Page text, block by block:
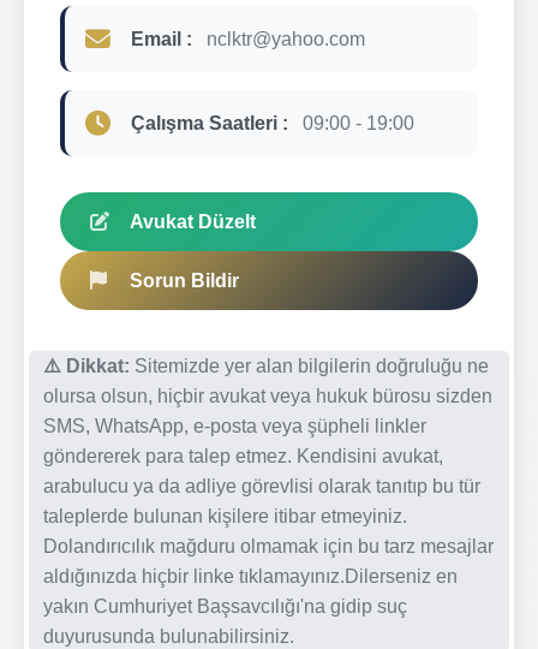
Email : nclktr@yahoo.com
Çalışma Saatleri : 09:00 - 19:00
Avukat Düzelt
Sorun Bildir
⚠️ Dikkat: Sitemizde yer alan bilgilerin doğruluğu ne
olursa olsun, hiçbir avukat veya hukuk bürosu sizden
SMS, WhatsApp, e-posta veya şüpheli linkler
göndererek para talep etmez. Kendisini avukat,
arabulucu ya da adliye görevlisi olarak tanıtıp bu tür
taleplerde bulunan kişilere itibar etmeyiniz.
Dolandırıcılık mağduru olmamak için bu tarz mesajlar
aldığınızda hiçbir linke tıklamayınız.Dilerseniz en
yakın Cumhuriyet Başsavcılığı'na gidip suç
duyurusunda bulunabilirsiniz.